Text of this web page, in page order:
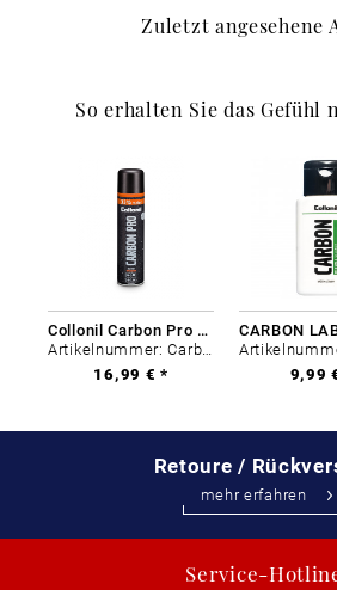
Zuletzt angesehene
So erhalten Sie das Gefühl
Collonil Carbon Pro 400 ml
Artikelnummer: Carbon-0
16,99 € *
9,99
Retoure /
mehr erfahren
Service-